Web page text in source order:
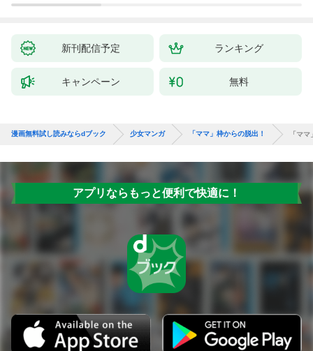
新刊配信予定 ランキング
キャンペーン 無料
漫画無料試し読みならdブック 少女マンガ 「ママ」枠からの脱出！ 「マ
アプリならもっと便利で快適に！